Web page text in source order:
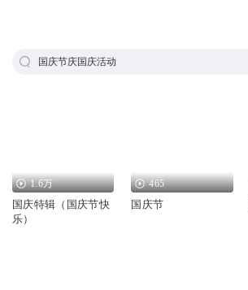
国庆节庆国庆活动
1.6万
国庆特辑（国庆节快
乐）
465
国庆节